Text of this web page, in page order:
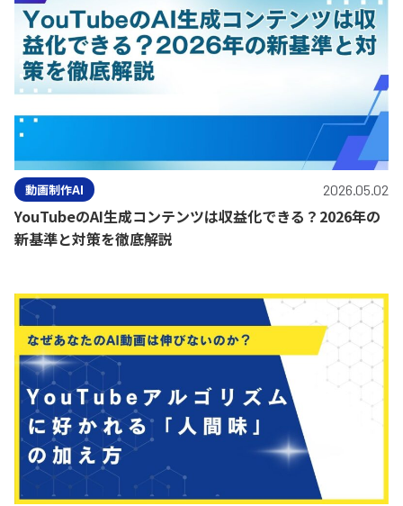
動画制作AI 2026.05.02
YouTubeのAI生成コンテンツは収益化できる？2026年の
新基準と対策を徹底解説